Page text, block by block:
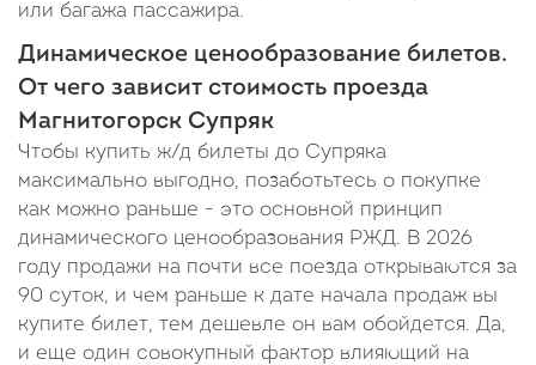
или багажа пассажира.
Динамическое ценообразование билетов.
От чего зависит стоимость проезда
Магнитогорск Супряк
Чтобы купить ж/д билеты до Супряка
максимально выгодно, позаботьтесь о покупке
как можно раньше - это основной принцип
динамического ценообразования РЖД. В 2026
году продажи на почти все поезда открываются за
90 суток, и чем раньше к дате начала продаж вы
купите билет, тем дешевле он вам обойдется. Да,
и еще один совокупный фактор влияющий на